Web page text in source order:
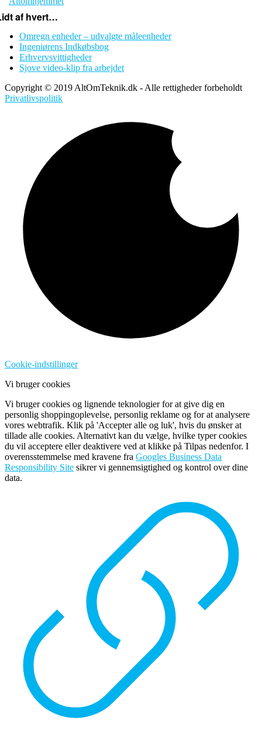
af hvert…
Omregn enheder – udvalgte måleenheder
Ingeniørens Indkøbsbog
Erhvervsvittigheder
Sjove video-klip fra arbejdet
Copyright © 2019 AltOmTeknik.dk - Alle rettigheder forbeholdt
Privatlivspolitik
Cookie-indstillinger
Vi bruger cookies
Vi bruger cookies og lignende teknologier for at give dig en
personlig shoppingoplevelse, personlig reklame og for at analysere
vores webtrafik. Klik på 'Accepter alle og luk', hvis du ønsker at
tillade alle cookies. Alternativt kan du vælge, hvilke typer cookies
du vil acceptere eller deaktivere ved at klikke på Tilpas nedenfor. I
overensstemmelse med kravene fra Googles Business Data
Responsibility Site sikrer vi gennemsigtighed og kontrol over dine
data.